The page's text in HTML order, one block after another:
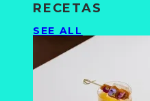
RECETAS
SEE ALL